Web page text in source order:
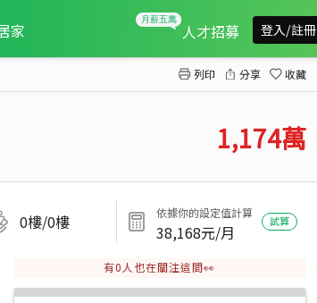
家 人才招募 登入/註冊
列印 分享 收藏
1,174萬
0樓/0樓 依據你的設定值計算
38,168元/月
試算
有0 人也在關注這間👀